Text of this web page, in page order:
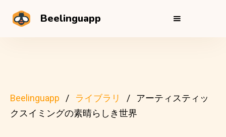
Beelinguapp
Beelinguapp ライブラリ
アーティスティッ
クスイミングの素晴らしき世界